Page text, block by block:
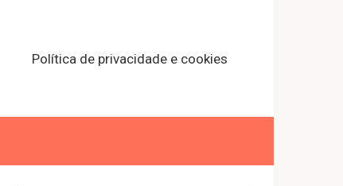
Política de privacidade e cookies